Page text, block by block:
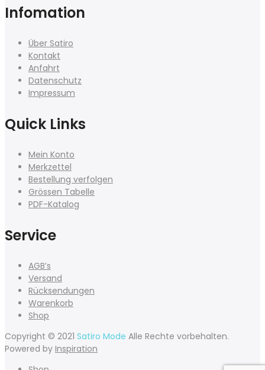
Infomation
Über Satiro
Kontakt
Anfahrt
Datenschutz
Impressum
Quick Links
Mein Konto
Merkzettel
Bestellung verfolgen
Grössen Tabelle
PDF-Katalog
Service
AGB’s
Versand
Rücksendungen
Warenkorb
Shop
Copyright © 2021 Satiro Mode Alle Rechte vorbehalten.
Powered by Inspiration